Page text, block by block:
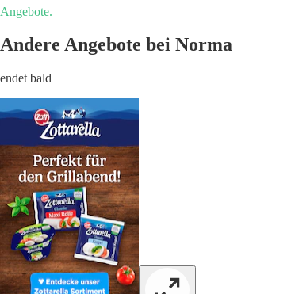
Angebote.
Andere Angebote bei Norma
endet bald